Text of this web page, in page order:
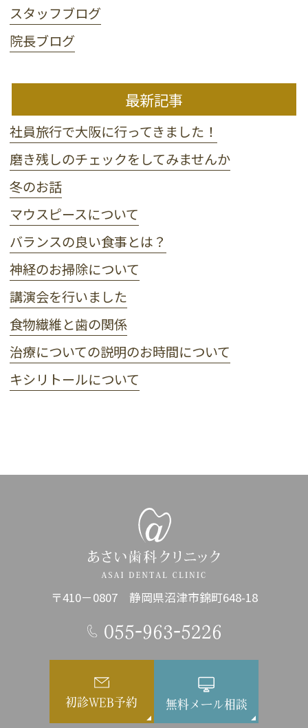
スタッフブログ
院長ブログ
最新記事
社員旅行で大阪に行ってきました！
磨き残しのチェックをしてみませんか
冬のお話
マウスピースについて
バランスの良い食事とは？
神経のお掃除について
講演会を行いました
食物繊維と歯の関係
治療についての説明のお時間について
キシリトールについて
〒410－0807 静岡県沼津市錦町648-18
055-963-5226
初診WEB予約 無料メール相談